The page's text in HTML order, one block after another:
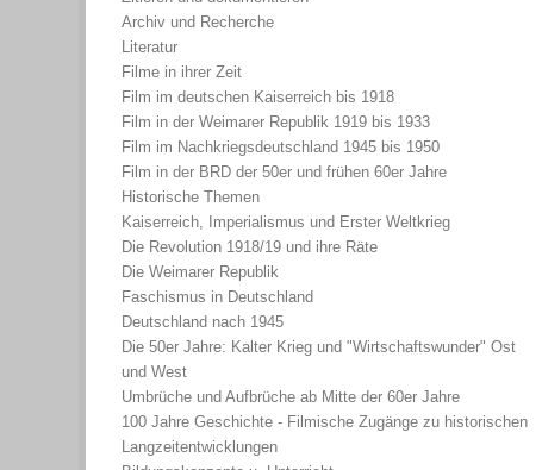
Archiv und Recherche
Literatur
Filme in ihrer Zeit
Film im deutschen Kaiserreich bis 1918
Film in der Weimarer Republik 1919 bis 1933
Film im Nachkriegsdeutschland 1945 bis 1950
Film in der BRD der 50er und frühen 60er Jahre
Historische Themen
Kaiserreich, Imperialismus und Erster Weltkrieg
Die Revolution 1918/19 und ihre Räte
Die Weimarer Republik
Faschismus in Deutschland
Deutschland nach 1945
Die 50er Jahre: Kalter Krieg und "Wirtschaftswunder" Ost
und West
Umbrüche und Aufbrüche ab Mitte der 60er Jahre
100 Jahre Geschichte - Filmische Zugänge zu historischen
Langzeitentwicklungen